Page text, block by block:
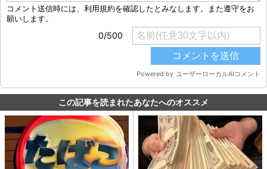
この記事を読まれたあなたへのオススメ